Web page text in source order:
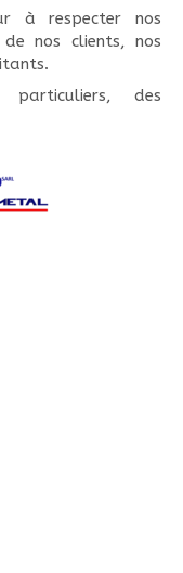
à respecter nos
nos clients, nos
particuliers, des